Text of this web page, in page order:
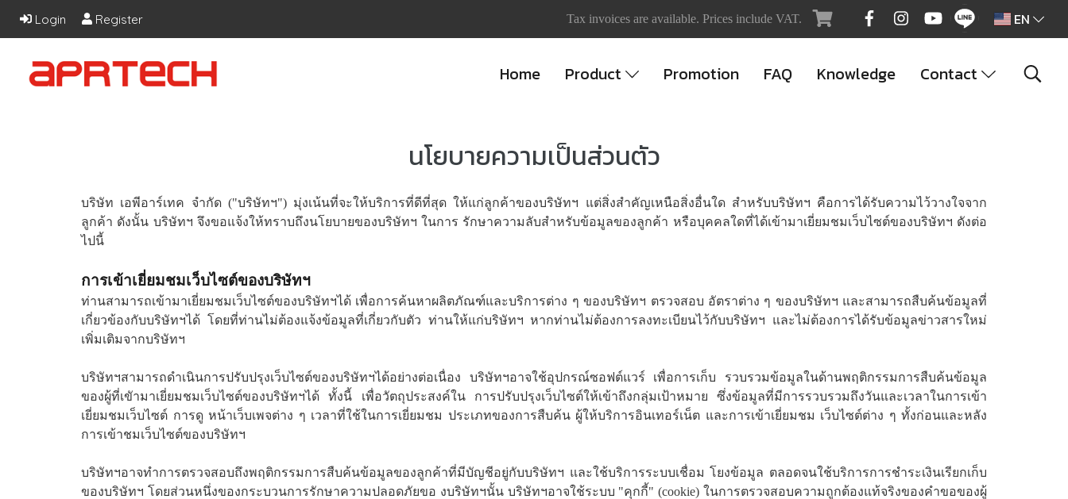
Login Register Tax invoices are available. Prices include VAT. EN
Home Product Promotion FAQ Knowledge Contact
นโยบายความเป็นส่วนตัว
บริษัท เอพีอาร์เทค จำกัด ("บริษัทฯ") มุ่งเน้นที่จะให้บริการที่ดีที่สุด ให้แก่ลูกค้าของบริษัทฯ แต่สิ่งสำคัญเหนือสิ่งอื่นใด สำหรับบริษัทฯ คือการได้รับความไว้วางใจจาก
ลูกค้า ดังนั้น บริษัทฯ จึงขอแจ้งให้ทราบถึงนโยบายของบริษัทฯ ในการ รักษาความลับสำหรับข้อมูลของลูกค้า หรือบุคคลใดที่ได้เข้ามาเยี่ยมชมเว็บไซต์ของบริษัทฯ ดังต่อ
ไปนี้
การเข้าเยี่ยมชมเว็บไซต์ของบริษัทฯ
ท่านสามารถเข้ามาเยี่ยมชมเว็บไซต์ของบริษัทฯได้ เพื่อการค้นหาผลิตภัณฑ์และบริการต่าง ๆ ของบริษัทฯ ตรวจสอบ อัตราต่าง ๆ ของบริษัทฯ และสามารถสืบค้นข้อมูลที่
เกี่ยวข้องกับบริษัทฯได้ โดยที่ท่านไม่ต้องแจ้งข้อมูลที่เกี่ยวกับตัว ท่านให้แก่บริษัทฯ หากท่านไม่ต้องการลงทะเบียนไว้กับบริษัทฯ และไม่ต้องการได้รับข้อมูลข่าวสารใหม่
เพิ่มเติมจากบริษัทฯ
บริษัทฯสามารถดำเนินการปรับปรุงเว็บไซต์ของบริษัทฯได้อย่างต่อเนื่อง บริษัทฯอาจใช้อุปกรณ์ซอฟต์แวร์ เพื่อการเก็บ รวบรวมข้อมูลในด้านพฤติกรรมการสืบค้นข้อมูล
ของผู้ที่เขัามาเยี่ยมชมเว็บไซต์ของบริษัทฯได้ ทั้งนี้ เพื่อวัตถุประสงค์ใน การปรับปรุงเว็บไซต์ให้เข้าถึงกลุ่มเป้าหมาย ซึ่งข้อมูลที่มีการรวบรวมถึงวันและเวลาในการเข้า
เยี่ยมชมเว็บไซต์ การดู หน้าเว็บเพจต่าง ๆ เวลาที่ใช้ในการเยี่ยมชม ประเภทของการสืบค้น ผู้ให้บริการอินเทอร์เน็ต และการเข้าเยี่ยมชม เว็บไซต์ต่าง ๆ ทั้งก่อนและหลัง
การเข้าชมเว็บไซต์ของบริษัทฯ
บริษัทฯอาจทำการตรวจสอบถึงพฤติกรรมการสืบค้นข้อมูลของลูกค้าที่มีบัญชีอยู่กับบริษัทฯ และใช้บริการระบบเชื่อม โยงข้อมูล ตลอดจนใช้บริการการชำระเงินเรียกเก็บ
ของบริษัทฯ โดยส่วนหนึ่งของกระบวนการรักษาความปลอดภัยขอ งบริษัทฯนั้น บริษัทฯอาจใช้ระบบ "คุกกี้" (cookie) ในการตรวจสอบความถูกต้องแท้จริงของคำขอของผู้